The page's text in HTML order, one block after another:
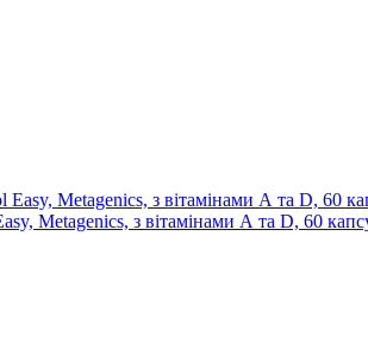
Metagenics, з вітамінами А та D, 60